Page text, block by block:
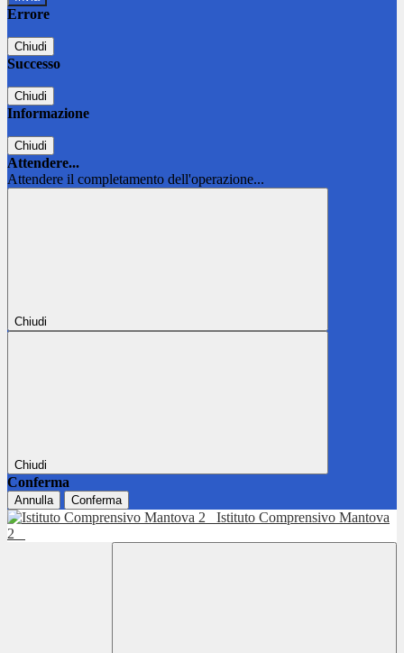
Errore
Chiudi
Successo
Chiudi
Informazione
Chiudi
Attendere...
Attendere il completamento dell'operazione...
Chiudi
Chiudi
Conferma
Annulla Conferma
Istituto Comprensivo Mantova
2